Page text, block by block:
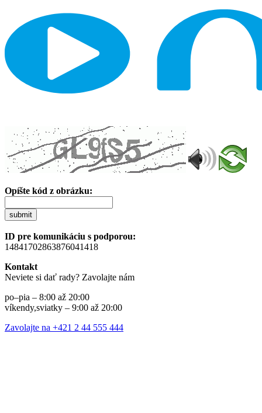
Opíšte kód z obrázku:
submit
ID pre komunikáciu s podporou:
14841702863876041418
Kontakt
Neviete si dať rady? Zavolajte nám
po–pia – 8:00 až 20:00
víkendy,sviatky – 9:00 až 20:00
Zavolajte na +421 2 44 555 444